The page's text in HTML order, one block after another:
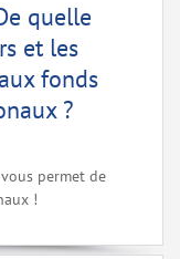
quelle
et les
fonds
?
permet de
!